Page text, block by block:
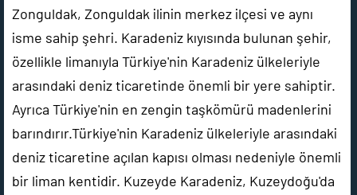
Zonguldak, Zonguldak ilinin merkez ilçesi ve aynı
isme sahip şehri. Karadeniz kıyısında bulunan şehir,
özellikle limanıyla Türkiye'nin Karadeniz ülkeleriyle
arasındaki deniz ticaretinde önemli bir yere sahiptir.
Ayrıca Türkiye'nin en zengin taşkömürü madenlerini
barındırır.Türkiye'nin Karadeniz ülkeleriyle arasındaki
deniz ticaretine açılan kapısı olması nedeniyle önemli
bir liman kentidir. Kuzeyde Karadeniz, Kuzeydoğu'da